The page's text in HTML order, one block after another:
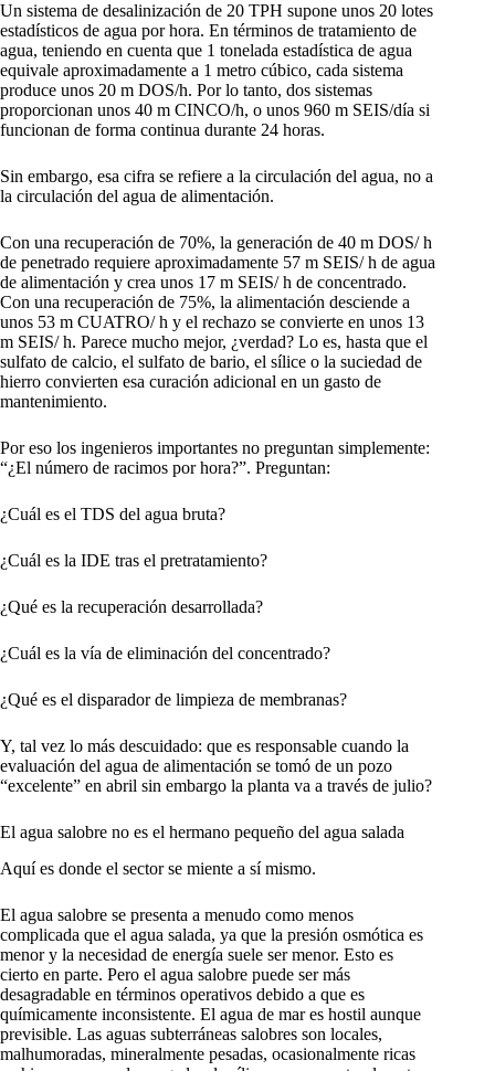
Un sistema de desalinización de 20 TPH supone unos 20 lotes
estadísticos de agua por hora. En términos de tratamiento de
agua, teniendo en cuenta que 1 tonelada estadística de agua
equivale aproximadamente a 1 metro cúbico, cada sistema
produce unos 20 m DOS/h. Por lo tanto, dos sistemas
proporcionan unos 40 m CINCO/h, o unos 960 m SEIS/día si
funcionan de forma continua durante 24 horas.
Sin embargo, esa cifra se refiere a la circulación del agua, no a
la circulación del agua de alimentación.
Con una recuperación de 70%, la generación de 40 m DOS/ h
de penetrado requiere aproximadamente 57 m SEIS/ h de agua
de alimentación y crea unos 17 m SEIS/ h de concentrado.
Con una recuperación de 75%, la alimentación desciende a
unos 53 m CUATRO/ h y el rechazo se convierte en unos 13
m SEIS/ h. Parece mucho mejor, ¿verdad? Lo es, hasta que el
sulfato de calcio, el sulfato de bario, el sílice o la suciedad de
hierro convierten esa curación adicional en un gasto de
mantenimiento.
Por eso los ingenieros importantes no preguntan simplemente:
“¿El número de racimos por hora?”. Preguntan:
¿Cuál es el TDS del agua bruta?
¿Cuál es la IDE tras el pretratamiento?
¿Qué es la recuperación desarrollada?
¿Cuál es la vía de eliminación del concentrado?
¿Qué es el disparador de limpieza de membranas?
Y, tal vez lo más descuidado: que es responsable cuando la
evaluación del agua de alimentación se tomó de un pozo
“excelente” en abril sin embargo la planta va a través de julio?
El agua salobre no es el hermano pequeño del agua salada
Aquí es donde el sector se miente a sí mismo.
El agua salobre se presenta a menudo como menos
complicada que el agua salada, ya que la presión osmótica es
menor y la necesidad de energía suele ser menor. Esto es
cierto en parte. Pero el agua salobre puede ser más
desagradable en términos operativos debido a que es
químicamente inconsistente. El agua de mar es hostil aunque
previsible. Las aguas subterráneas salobres son locales,
malhumoradas, mineralmente pesadas, ocasionalmente ricas